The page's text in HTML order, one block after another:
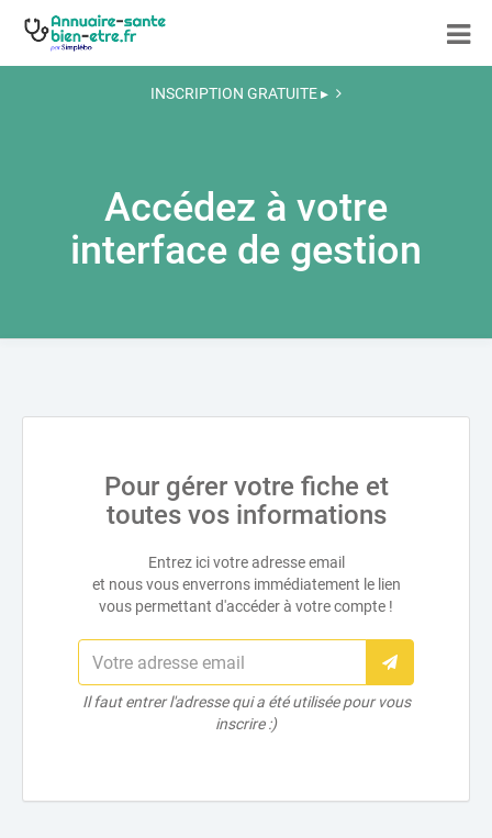
INSCRIPTION GRATUITE ▸
Accédez à votre
interface de gestion
Pour gérer votre fiche et
toutes vos informations
Entrez ici votre adresse email
et nous vous enverrons immédiatement le lien
vous permettant d'accéder à votre compte !
Il faut entrer l'adresse qui a été utilisée pour vous
inscrire :)